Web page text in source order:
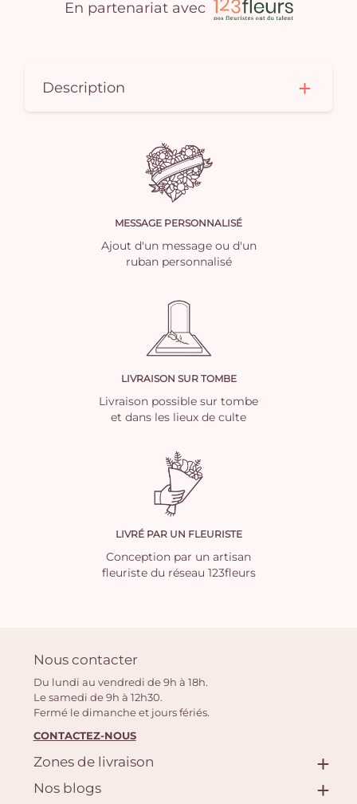
En partenariat avec
Description
MESSAGE PERSONNALISÉ
Ajout d'un message ou d'un
ruban personnalisé
LIVRAISON SUR TOMBE
Livraison possible sur tombe
et dans les lieux de culte
LIVRÉ PAR UN FLEURISTE
Conception par un artisan
fleuriste du réseau 123fleurs
Nous contacter
Du lundi au vendredi de 9h à 18h.
Le samedi de 9h à 12h30.
Fermé le dimanche et jours fériés.
CONTACTEZ-NOUS
Zones de livraison
Nos blogs